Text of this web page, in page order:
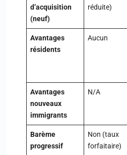
d’acquisition
(neuf)
réduite)
Avantages
résidents
Aucun
Avantages
nouveaux
immigrants
N/A
Barème
progressif
Non (taux
forfaitaire)